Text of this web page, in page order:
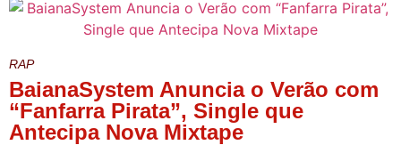
RAP
BaianaSystem Anuncia o Verão com
“Fanfarra Pirata”, Single que
Antecipa Nova Mixtape